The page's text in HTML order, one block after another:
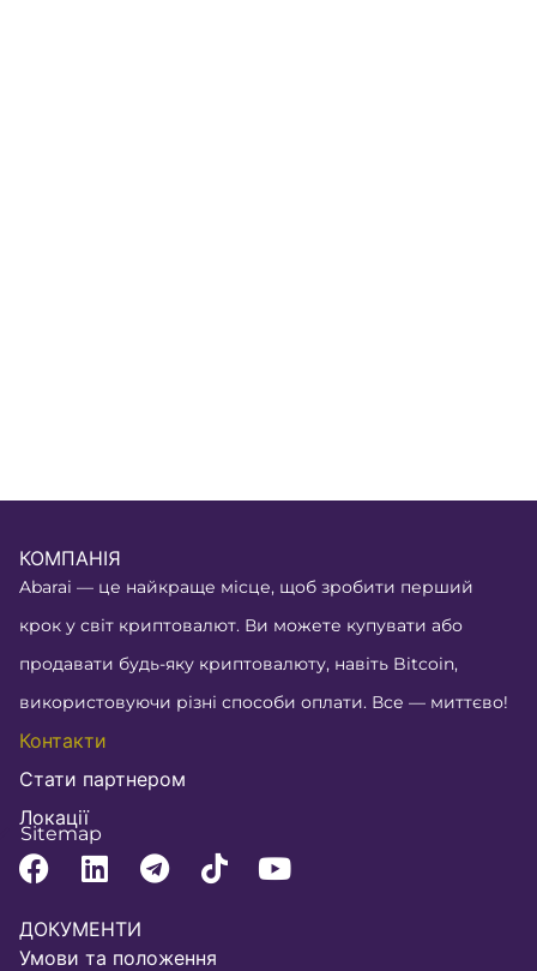
КОМПАНІЯ
Abarai — це найкраще місце, щоб зробити перший
крок у світ криптовалют. Ви можете купувати або
продавати будь-яку криптовалюту, навіть Bitcoin,
використовуючи різні способи оплати. Все — миттєво!
Контакти
Стати партнером
Локації
Sitemap
ДОКУМЕНТИ
Умови та положення